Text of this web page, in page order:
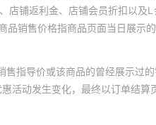
铺返利金、店铺会员折扣以
销售价格指商品页面当日展示
指导价或该商品的曾经展示过的
活动发生变化，最终以订单结算